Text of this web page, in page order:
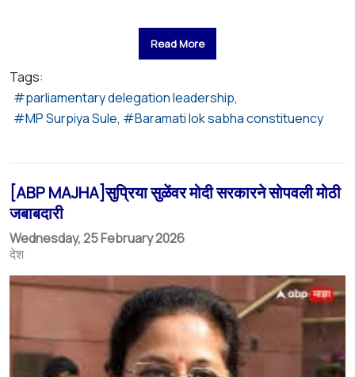
Read More
Tags:
parliamentary delegation leadership
MP Surpiya Sule
Baramati lok sabha constituency
[ABP MAJHA]सुप्रिया सुळेंवर मोदी सरकारने सोपवली मोठी
जबाबदारी
Wednesday, 25 February 2026
देश